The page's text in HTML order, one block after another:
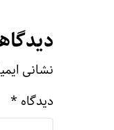
نشانی
دیدگاه *